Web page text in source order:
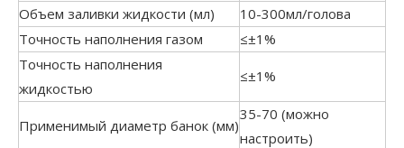
Объем заливки жидкости (мл)
10-300мл/голова
Точность наполнения газом
≤±1%
Точность наполнения
жидкостью
≤±1%
Применимый диаметр банок (мм)
35-70 (можно
настроить)